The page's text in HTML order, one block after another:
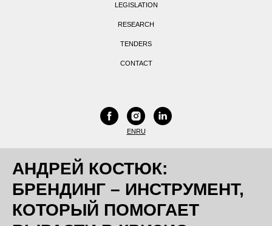
LEGISLATION
RESEARCH
TENDERS
CONTACT
ENRU
АНДРЕЙ КОСТЮК:
БРЕНДИНГ – ИНСТРУМЕНТ,
КОТОРЫЙ ПОМОГАЕТ